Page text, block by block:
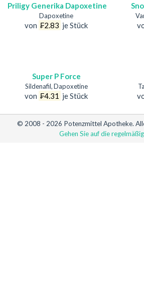
Priligy Generika Dapoxetine
Dapoxetine
von ₣2.83 je Stück
Super P Force
Sildenafil, Dapoxetine
von ₣4.31 je Stück
© 2008 - 2026 Potenzmittel Apotheke.
Gehen Sie auf die